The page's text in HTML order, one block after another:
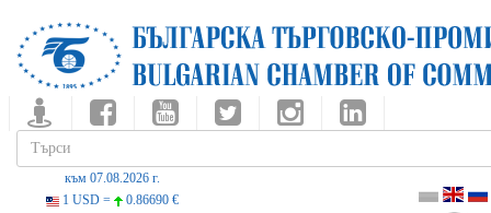
към 07.08.2026 г.
1 USD =
0.86690 €